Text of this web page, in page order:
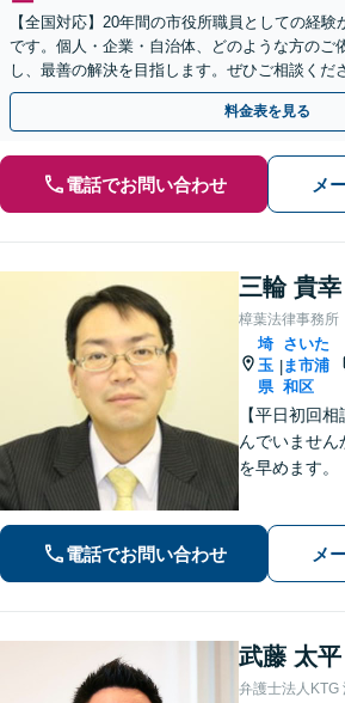
【全国対応】20年間の市役所職員としての経
です。個人・企業・自治体、どのような方のご
し、最善の解決を目指します。ぜひご相談くだ
談可】【ビデオ面談可】【銀座駅1分】
料金表を見る
電話でお問い合わせ メ
三輪 貴幸
樟葉法律事務所
埼
玉
県
|
さいた
ま市浦
和区
【平日初回
んでいませ
を早めます。
かした迅速
す。まずは
電話でお問い合わせ メ
武藤 太平
弁護士法人KTG